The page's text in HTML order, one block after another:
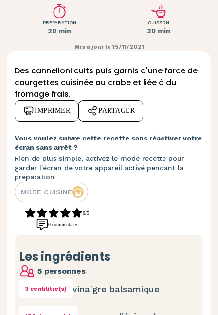
PRÉPARATION
20 min
CUISSON
20 min
Mis à jour le 15/11/2021
Des cannelloni cuits puis garnis d'une farce de
courgettes cuisinée au crabe et liée à du
fromage frais.
IMPRIMER PARTAGER
Vous voulez suivre cette recette sans réactiver votre
écran sans arrêt ?
Rien de plus simple, activez le mode recette pour
garder l'écran de votre appareil activé pendant la
préparation
MODE CUISINE
0/5
0 commentaire
Les ingrédients
5 personnes
3 centilitre(s) vinaigre balsamique